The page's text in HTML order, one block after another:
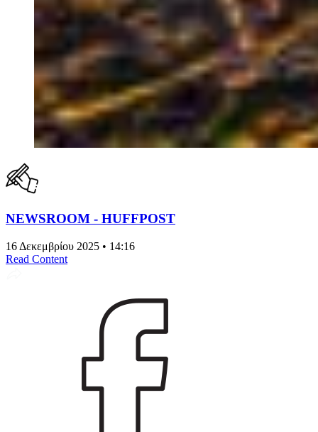
NEWSROOM - HUFFPOST
16 Δεκεμβρίου 2025 • 14:16
Read Content